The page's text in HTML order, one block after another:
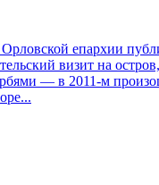
епархии
визит на
— в 2011-м